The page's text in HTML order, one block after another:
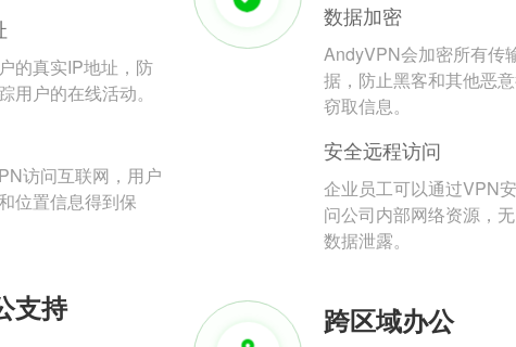
的真实IP地址，防
用户的在线活动。
访问互联网，用户
位置信息得到保
数据加密
AndyVPN会加密所有传
据，防止黑客和其他恶
窃取信息。
安全远程访问
企业员工可以通过VPN
问公司内部网络资源，
数据泄露。
支持 跨区域办公